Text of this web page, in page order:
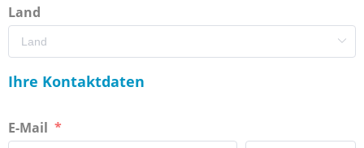
Land
Ihre Kontaktdaten
E-Mail